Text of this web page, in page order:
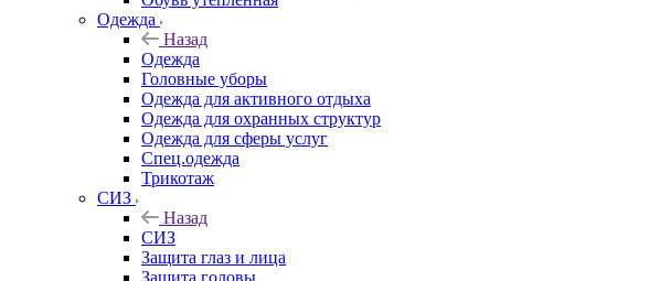
Одежда
Назад
Одежда
Головные уборы
Одежда для активного отдыха
Одежда для охранных структур
Одежда для сферы услуг
Спец.одежда
Трикотаж
СИЗ
Назад
СИЗ
Защита глаз и лица
Защита головы